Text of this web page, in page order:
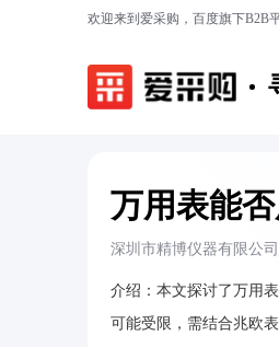
欢迎来到爱采购，百度旗下B2B
万用表能
深圳市精博仪器有限公司
介绍： 本文探讨了万用
可能受限，需结合兆欧